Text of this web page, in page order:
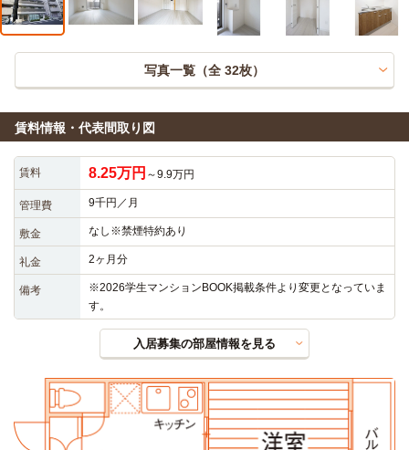
写真一覧（全 32枚）
賃料情報・代表間取り図
賃料 8.25万円 ～9.9万円
管理費 9千円／月
敷金 なし※禁煙特約あり
礼金 2ヶ月分
備考
※2026学生マンションBOOK掲載条件より変更となっていま
す。
入居募集の部屋情報を見る